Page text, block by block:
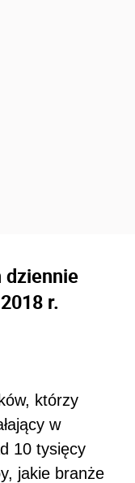
dziennie
r.
którzy
w
10 tysięcy
jakie branże